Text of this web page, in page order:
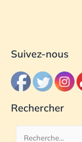
Suivez-nous
Rechercher